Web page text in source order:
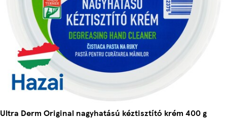
Ultra Derm Original nagyhatású kéztisztító krém 400 g